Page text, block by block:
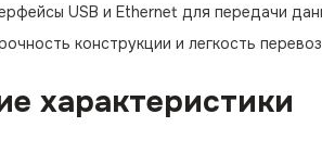
USB и Ethernet для передачи
конструкции и легкость
характеристики